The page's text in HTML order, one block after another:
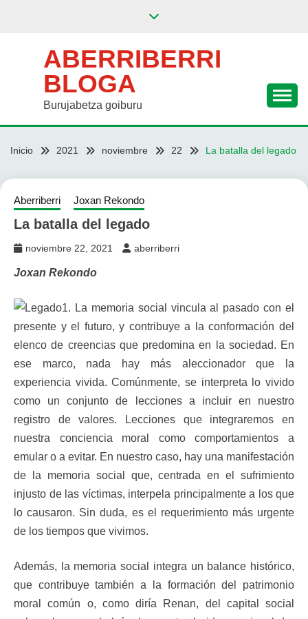
ABERRIBERRI
BLOGA
Burujabetza goiburu
Inicio 2021 noviembre 22 La batalla del legado
Aberriberri Joxan Rekondo
La batalla del legado
noviembre 22, 2021 aberriberri
Joxan Rekondo
1. La memoria social vincula al pasado con el
presente y el futuro, y contribuye a la conformación del
elenco de creencias que predomina en la sociedad. En
ese marco, nada hay más aleccionador que la
experiencia vivida. Comúnmente, se interpreta lo vivido
como un conjunto de lecciones a incluir en nuestro
registro de valores. Lecciones que integraremos en
nuestra conciencia moral como comportamientos a
emular o a evitar. En nuestro caso, hay una manifestación
de la memoria social que, centrada en el sufrimiento
injusto de las víctimas, interpela principalmente a los que
lo causaron. Sin duda, es el requerimiento más urgente
de los tiempos que vivimos.
Además, la memoria social integra un balance histórico,
que contribuye también a la formación del patrimonio
moral común o, como diría Renan, del capital social